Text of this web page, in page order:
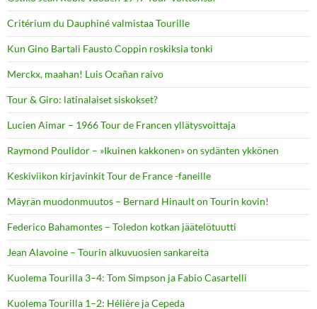
Critérium du Dauphiné valmistaa Tourille
Kun Gino Bartali Fausto Coppin roskiksia tonki
Merckx, maahan! Luis Ocañan raivo
Tour & Giro: latinalaiset siskokset?
Lucien Aimar – 1966 Tour de Francen yllätysvoittaja
Raymond Poulidor – »Ikuinen kakkonen» on sydänten ykkönen
Keskiviikon kirjavinkit Tour de France -faneille
Mäyrän muodonmuutos – Bernard Hinault on Tourin kovin!
Federico Bahamontes – Toledon kotkan jäätelötuutti
Jean Alavoine – Tourin alkuvuosien sankareita
Kuolema Tourilla 3–4: Tom Simpson ja Fabio Casartelli
Kuolema Tourilla 1–2: Hélière ja Cepeda